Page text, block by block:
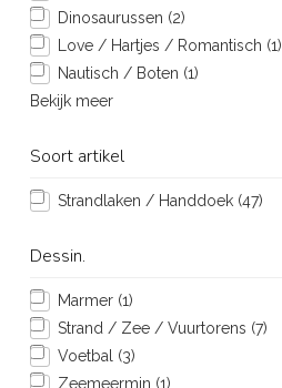
Dinosaurussen (2)
Love / Hartjes / Romantisch (1)
Nautisch / Boten (1)
Bekijk meer
Soort artikel
Strandlaken / Handdoek (47)
Dessin.
Marmer (1)
Strand / Zee / Vuurtorens (7)
Voetbal (3)
Zeemeermin (1)